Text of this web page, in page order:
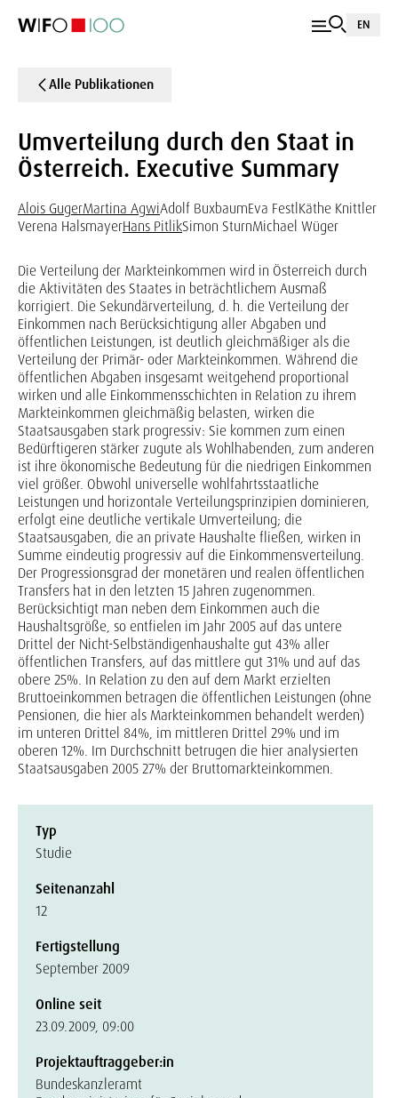
EN
Alle Publikationen
Umverteilung durch den Staat in
Österreich. Executive Summary
Alois GugerMartina AgwiAdolf BuxbaumEva Festl Käthe Knittler
Verena HalsmayerHans PitlikSimon SturnMichael Wüger
Die Verteilung der Markteinkommen wird in Österreich durch
die Aktivitäten des Staates in beträchtlichem Ausmaß
korrigiert. Die Sekundärverteilung, d. h. die Verteilung der
Einkommen nach Berücksichtigung aller Abgaben und
öffentlichen Leistungen, ist deutlich gleichmäßiger als die
Verteilung der Primär- oder Markteinkommen. Während die
öffentlichen Abgaben insgesamt weitgehend proportional
wirken und alle Einkommensschichten in Relation zu ihrem
Markteinkommen gleichmäßig belasten, wirken die
Staatsausgaben stark progressiv: Sie kommen zum einen
Bedürftigeren stärker zugute als Wohlhabenden, zum anderen
ist ihre ökonomische Bedeutung für die niedrigen Einkommen
viel größer. Obwohl universelle wohlfahrtsstaatliche
Leistungen und horizontale Verteilungsprinzipien dominieren,
erfolgt eine deutliche vertikale Umverteilung; die
Staatsausgaben, die an private Haushalte fließen, wirken in
Summe eindeutig progressiv auf die Einkommensverteilung.
Der Progressionsgrad der monetären und realen öffentlichen
Transfers hat in den letzten 15 Jahren zugenommen.
Berücksichtigt man neben dem Einkommen auch die
Haushaltsgröße, so entfielen im Jahr 2005 auf das untere
Drittel der Nicht-Selbständigenhaushalte gut 43% aller
öffentlichen Transfers, auf das mittlere gut 31% und auf das
obere 25%. In Relation zu den auf dem Markt erzielten
Bruttoeinkommen betragen die öffentlichen Leistungen (ohne
Pensionen, die hier als Markteinkommen behandelt werden)
im unteren Drittel 84%, im mittleren Drittel 29% und im
oberen 12%. Im Durchschnitt betrugen die hier analysierten
Staatsausgaben 2005 27% der Bruttomarkteinkommen.
Typ
Studie
Seitenanzahl
12
Fertigstellung
September 2009
Online seit
23.09.2009, 09:00
Projektauftraggeber:in
Bundeskanzleramt